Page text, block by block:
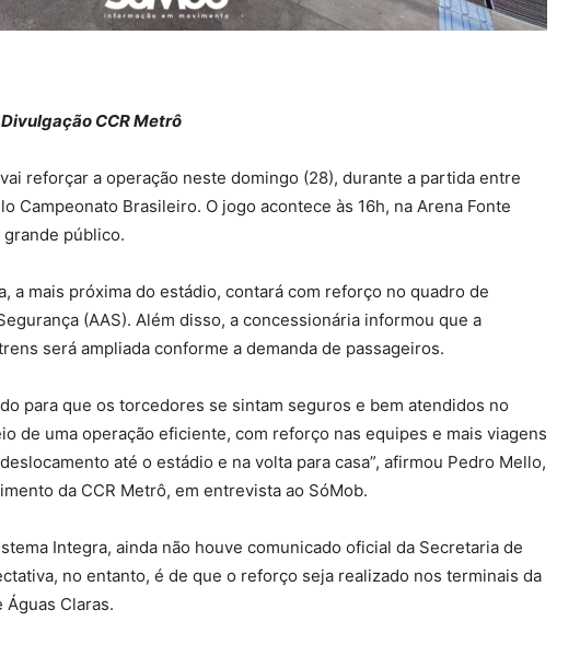
CCR Metrô
reforçar a operação neste domingo (28), durante a partida entre
Campeonato Brasileiro. O jogo acontece às 16h, na Arena Fonte
público.
a mais próxima do estádio, contará com reforço no quadro de
(AAS). Além disso, a concessionária informou que a
será ampliada conforme a demanda de passageiros.
para que os torcedores se sintam seguros e bem atendidos no
de uma operação eficiente, com reforço nas equipes e mais viagens
até o estádio e na volta para casa”, afirmou Pedro Mello,
da CCR Metrô, em entrevista ao SóMob.
Integra, ainda não houve comunicado oficial da Secretaria de
no entanto, é de que o reforço seja realizado nos terminais da
Águas Claras.